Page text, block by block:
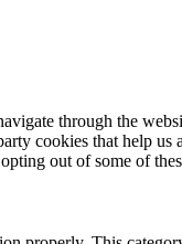
through the
cookies that help
out of some of